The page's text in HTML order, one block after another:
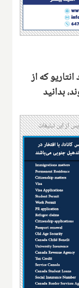
انتاریو که از
می‌شوند، بدانید
از این تبلیغات